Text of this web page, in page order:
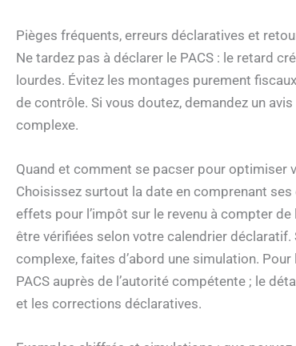
Pièges fréquents, erreurs déclaratives et
Ne tardez pas à déclarer le PACS : le retard
lourdes. Évitez les montages purement
de contrôle. Si vous doutez, demandez un
complexe.
Quand et comment se pacser pour optimiser
Choisissez surtout la date en comprenant
effets pour l’impôt sur le revenu à compter
être vérifiées selon votre calendrier
complexe, faites d’abord une simulation.
PACS auprès de l’autorité compétente ; le
et les corrections déclaratives.